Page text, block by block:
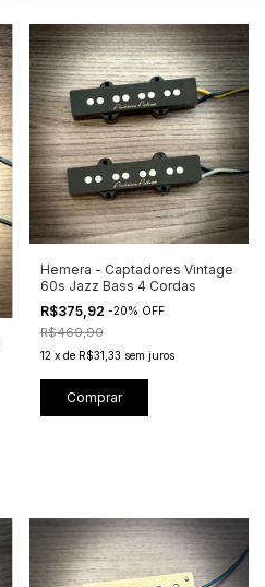
Hemera - Captadores Vintage
60s Jazz Bass 4 Cordas
R$375,92 -20% OFF
R$469,90
12 x de R$31,33 sem juros
Comprar